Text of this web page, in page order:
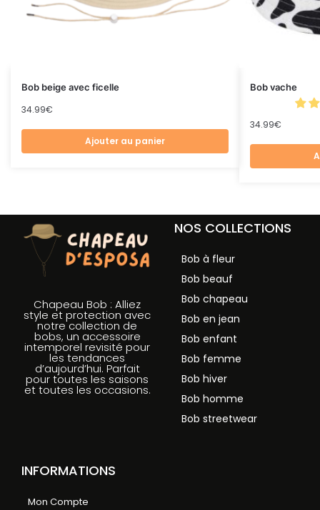
Bob beige avec ficelle
34.99€
Ajouter au panier
Bob vache
34.99€
Chapeau Bob : Alliez
style et protection avec
notre collection de
bobs, un accessoire
intemporel revisité pour
les tendances
d’aujourd’hui. Parfait
pour toutes les saisons
et toutes les occasions.
NOS COLLECTIONS
Bob à fleur
Bob beauf
Bob chapeau
Bob en jean
Bob enfant
Bob femme
Bob hiver
Bob homme
Bob streetwear
INFORMATIONS
Mon Compte